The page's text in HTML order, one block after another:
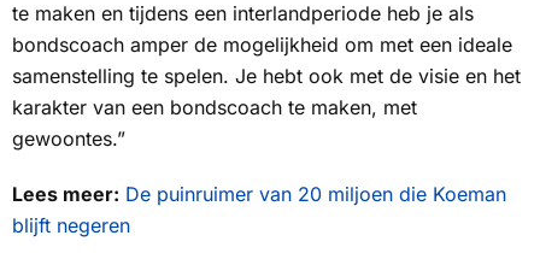
te maken en tijdens een interlandperiode heb je als
bondscoach amper de mogelijkheid om met een ideale
samenstelling te spelen. Je hebt ook met de visie en het
karakter van een bondscoach te maken, met
gewoontes.”
Lees meer: De puinruimer van 20 miljoen die Koeman
blijft negeren